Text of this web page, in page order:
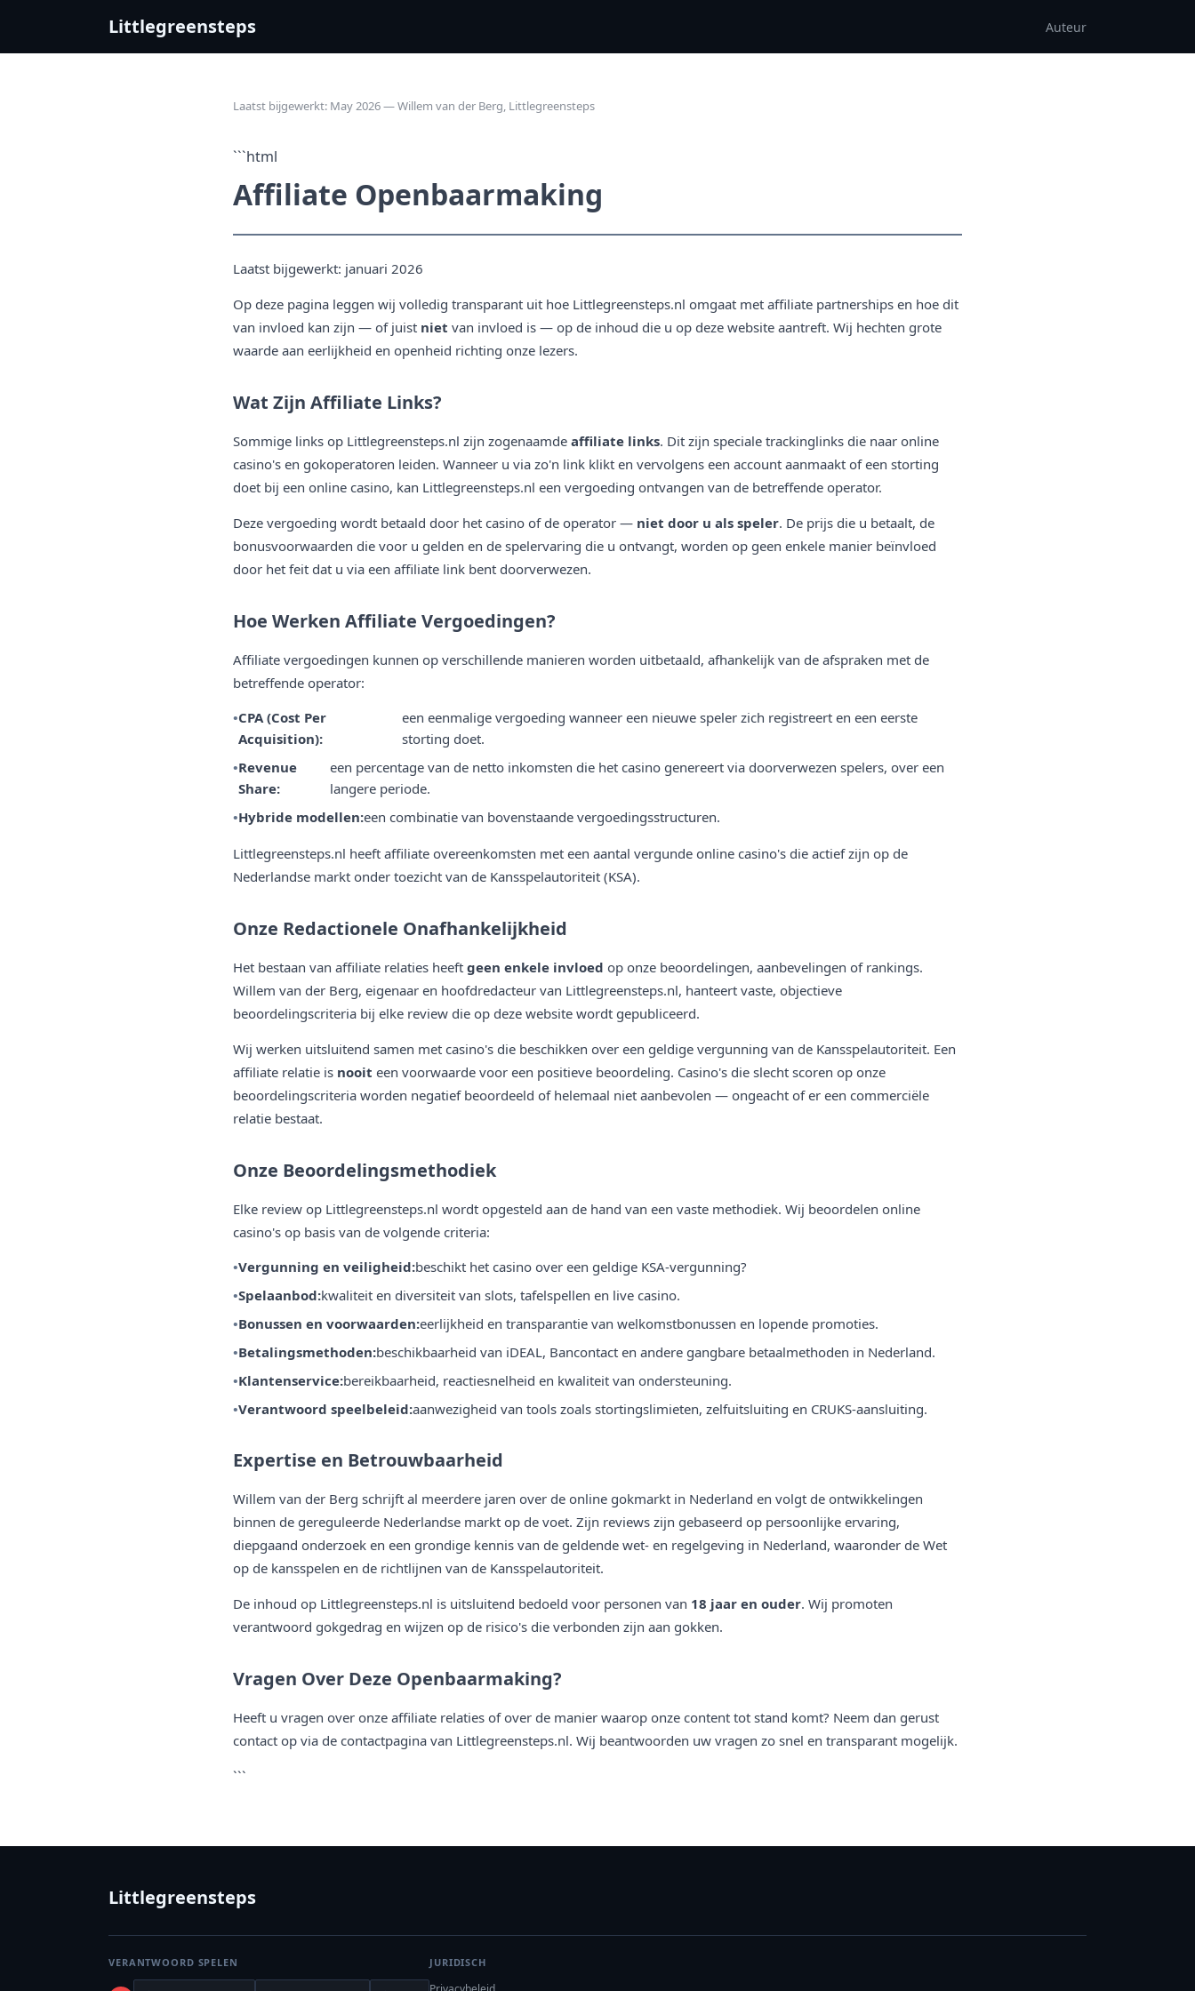
Littlegreensteps Auteur
Laatst bijgewerkt: May 2026 — Willem van der Berg, Littlegreensteps
```html
Affiliate Openbaarmaking
Laatst bijgewerkt: januari 2026
Op deze pagina leggen wij volledig transparant uit hoe Littlegreensteps.nl omgaat met affiliate partnerships en hoe dit
van invloed kan zijn — of juist niet van invloed is — op de inhoud die u op deze website aantreft. Wij hechten grote
waarde aan eerlijkheid en openheid richting onze lezers.
Wat Zijn Affiliate Links?
Sommige links op Littlegreensteps.nl zijn zogenaamde affiliate links. Dit zijn speciale trackinglinks die naar online
casino's en gokoperatoren leiden. Wanneer u via zo'n link klikt en vervolgens een account aanmaakt of een storting
doet bij een online casino, kan Littlegreensteps.nl een vergoeding ontvangen van de betreffende operator.
Deze vergoeding wordt betaald door het casino of de operator — niet door u als speler. De prijs die u betaalt, de
bonusvoorwaarden die voor u gelden en de spelervaring die u ontvangt, worden op geen enkele manier beïnvloed
door het feit dat u via een affiliate link bent doorverwezen.
Hoe Werken Affiliate Vergoedingen?
Affiliate vergoedingen kunnen op verschillende manieren worden uitbetaald, afhankelijk van de afspraken met de
betreffende operator:
CPA (Cost Per
Acquisition):
een eenmalige vergoeding wanneer een nieuwe speler zich registreert en een eerste
storting doet.
Revenue
Share:
een percentage van de netto inkomsten die het casino genereert via doorverwezen spelers, over een
langere periode.
Hybride modellen:een combinatie van bovenstaande vergoedingsstructuren.
Littlegreensteps.nl heeft affiliate overeenkomsten met een aantal vergunde online casino's die actief zijn op de
Nederlandse markt onder toezicht van de Kansspelautoriteit (KSA).
Onze Redactionele Onafhankelijkheid
Het bestaan van affiliate relaties heeft geen enkele invloed op onze beoordelingen, aanbevelingen of rankings.
Willem van der Berg, eigenaar en hoofdredacteur van Littlegreensteps.nl, hanteert vaste, objectieve
beoordelingscriteria bij elke review die op deze website wordt gepubliceerd.
Wij werken uitsluitend samen met casino's die beschikken over een geldige vergunning van de Kansspelautoriteit. Een
affiliate relatie is nooit een voorwaarde voor een positieve beoordeling. Casino's die slecht scoren op onze
beoordelingscriteria worden negatief beoordeeld of helemaal niet aanbevolen — ongeacht of er een commerciële
relatie bestaat.
Onze Beoordelingsmethodiek
Elke review op Littlegreensteps.nl wordt opgesteld aan de hand van een vaste methodiek. Wij beoordelen online
casino's op basis van de volgende criteria:
Vergunning en veiligheid:beschikt het casino over een geldige KSA-vergunning?
Spelaanbod:kwaliteit en diversiteit van slots, tafelspellen en live casino.
Bonussen en voorwaarden:eerlijkheid en transparantie van welkomstbonussen en lopende promoties.
Betalingsmethoden:beschikbaarheid van iDEAL, Bancontact en andere gangbare betaalmethoden in Nederland.
Klantenservice:bereikbaarheid, reactiesnelheid en kwaliteit van ondersteuning.
Verantwoord speelbeleid:aanwezigheid van tools zoals stortingslimieten, zelfuitsluiting en CRUKS-aansluiting.
Expertise en Betrouwbaarheid
Willem van der Berg schrijft al meerdere jaren over de online gokmarkt in Nederland en volgt de ontwikkelingen
binnen de gereguleerde Nederlandse markt op de voet. Zijn reviews zijn gebaseerd op persoonlijke ervaring,
diepgaand onderzoek en een grondige kennis van de geldende wet- en regelgeving in Nederland, waaronder de Wet
op de kansspelen en de richtlijnen van de Kansspelautoriteit.
De inhoud op Littlegreensteps.nl is uitsluitend bedoeld voor personen van 18 jaar en ouder. Wij promoten
verantwoord gokgedrag en wijzen op de risico's die verbonden zijn aan gokken.
Vragen Over Deze Openbaarmaking?
Heeft u vragen over onze affiliate relaties of over de manier waarop onze content tot stand komt? Neem dan gerust
contact op via de contactpagina van Littlegreensteps.nl. Wij beantwoorden uw vragen zo snel en transparant mogelijk.
```
Littlegreensteps
VERANTWOORD SPELEN JURIDISCH